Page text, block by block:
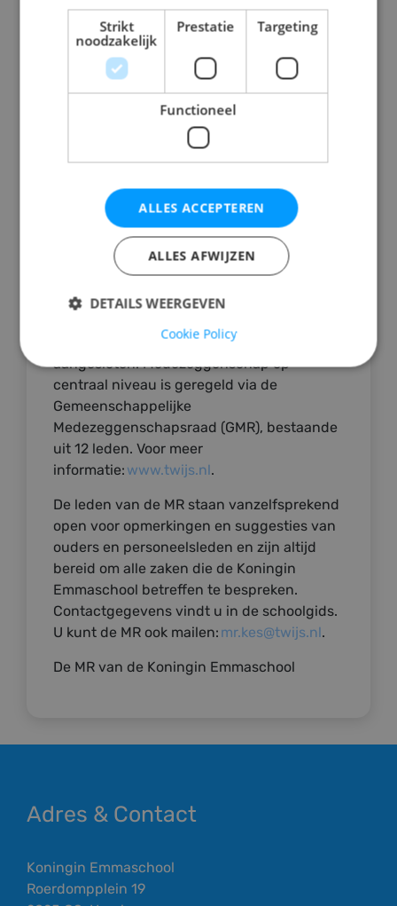
in het ene geval een advies geeft, en in een
ander geval, ervan uitgaande dat de MR
achter het (nieuwe) beleid staat, hiermee
instemt.
De MR is betrokken bij de aanname van
nieuwe medewerkers. Daarvoor heeft altijd
een MR-lid zitting in een
van een nieuwe directeur hebben twee
MR-leden zitting in de commissie. Het
overblijven, waarbij kinderen tussen de
middag op school kunnen blijven, valt
onder de eindverantwoordelijkheid van de
MR. De Koningin Emmaschool maakt
uit de regio Zuid-Kennemerland zijn
aangesloten. Medezeggenschap op
centraal niveau is geregeld via de
Gemeenschappelijke
Medezeggenschapsraad (GMR), bestaande
uit 12 leden. Voor meer
informatie: www.twijs.nl.
De leden van de MR staan vanzelfsprekend
open voor opmerkingen en suggesties van
ouders en personeelsleden en zijn altijd
bereid om alle zaken die de Koningin
Emmaschool betreffen te bespreken.
Contactgegevens vindt u in de schoolgids.
U kunt de MR ook mailen: mr.kes@twijs.nl.
De MR van de Koningin Emmaschool
Adres & Contact
Koningin Emmaschool
Roerdompplein 19
Strikt
noodzakelijk
Prestatie Targeting
Functioneel
ALLES ACCEPTEREN
ALLES AFWIJZEN
DETAILS WEERGEVEN
Cookie Policy